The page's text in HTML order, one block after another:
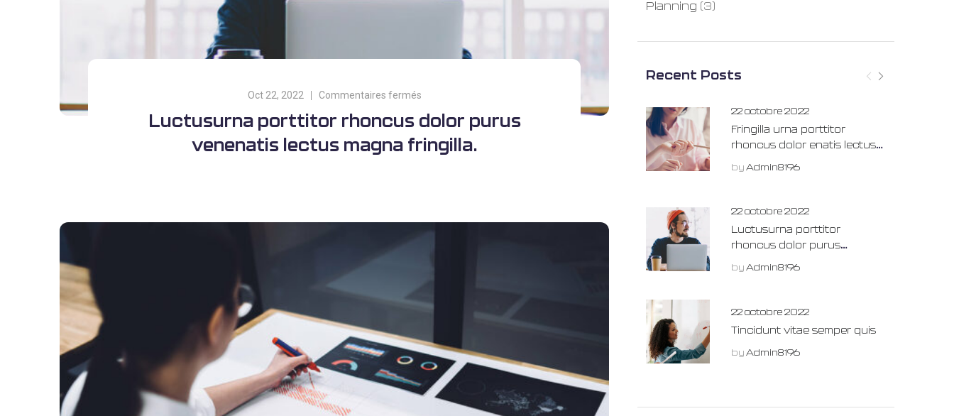
Planning (3)
Recent Posts
22 octobre 2022
Fringilla urna porttitor
rhoncus dolor enatis lectus
by Admin8196
22 octobre 2022
Luctusurna porttitor
rhoncus dolor purus
by Admin8196
22 octobre 2022
Tincidunt vitae semper quis
by Admin8196
Oct 22, 2022 Commentaires fermés
Luctusurna porttitor rhoncus dolor purus
venenatis lectus magna fringilla.